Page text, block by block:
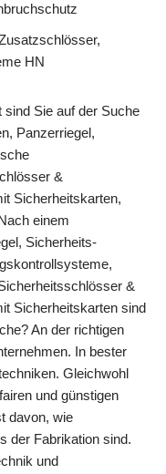
HN
sind Sie auf der Suche
Panzerriegel,
&
Sicherheitskarten,
einem
Sicherheits-
&
Sicherheitskarten sind
An der richtigen
In bester
Gleichwohl
und günstigen
davon, wie
der Fabrikation sind.
und